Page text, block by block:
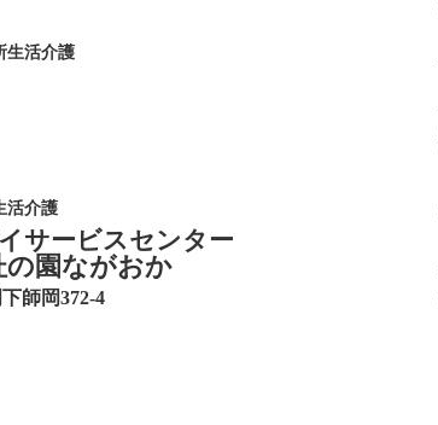
生活介護
活介護
サービスセンター
の園ながおか
師岡372-4